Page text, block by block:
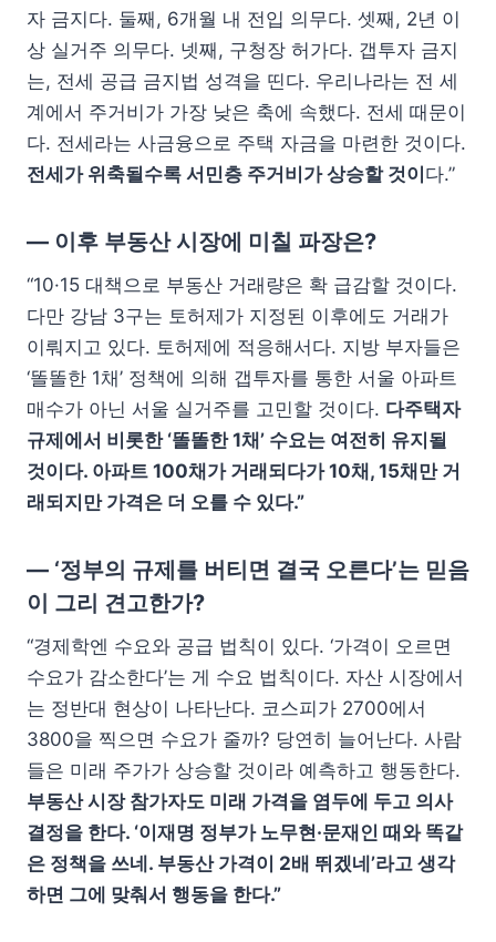
자 금지다. 둘째, 6개월 내 전입 의무다. 셋째, 2년 이
상 실거주 의무다. 넷째, 구청장 허가다. 갭투자 금지
는, 전세 공급 금지법 성격을 띤다. 우리나라는 전 세
계에서 주거비가 가장 낮은 축에 속했다. 전세 때문이
다. 전세라는 사금융으로 주택 자금을 마련한 것이다.
전세가 위축될수록 서민층 주거비가 상승할 것이다.”
— 이후 부동산 시장에 미칠 파장은?
“10·15 대책으로 부동산 거래량은 확 급감할 것이다.
다만 강남 3구는 토허제가 지정된 이후에도 거래가
이뤄지고 있다. 토허제에 적응해서다. 지방 부자들은
‘똘똘한 1채’ 정책에 의해 갭투자를 통한 서울 아파트
매수가 아닌 서울 실거주를 고민할 것이다. 다주택자
규제에서 비롯한 ‘똘똘한 1채’ 수요는 여전히 유지될
것이다. 아파트 100채가 거래되다가 10채, 15채만 거
래되지만 가격은 더 오를 수 있다.”
— ‘정부의 규제를 버티면 결국 오른다’는 믿음
이 그리 견고한가?
“경제학엔 수요와 공급 법칙이 있다. ‘가격이 오르면
수요가 감소한다’는 게 수요 법칙이다. 자산 시장에서
는 정반대 현상이 나타난다. 코스피가 2700에서
3800을 찍으면 수요가 줄까? 당연히 늘어난다. 사람
들은 미래 주가가 상승할 것이라 예측하고 행동한다.
부동산 시장 참가자도 미래 가격을 염두에 두고 의사
결정을 한다. ‘이재명 정부가 노무현·문재인 때와 똑같
은 정책을 쓰네. 부동산 가격이 2배 뛰겠네’라고 생각
하면 그에 맞춰서 행동을 한다.”